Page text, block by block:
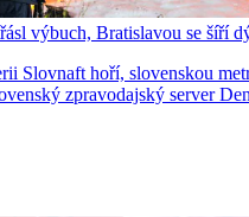
výbuch, Bratislavou se šíří
Slovnaft hoří, slovenskou
zpravodajský server